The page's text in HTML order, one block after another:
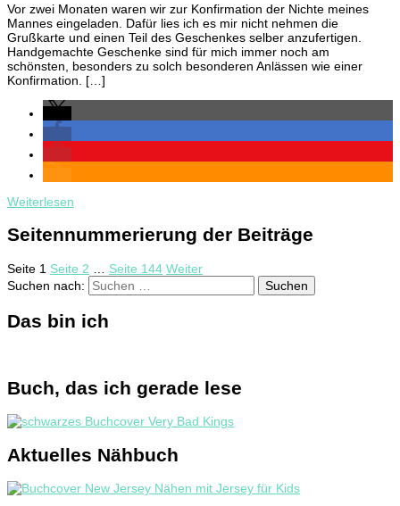
Vor zwei Monaten waren wir zur Konfirmation der Nichte meines
Mannes eingeladen. Dafür lies ich es mir nicht nehmen die
Grußkarte und einen Teil des Geschenkes selber anzufertigen.
Handgemachte Geschenke sind für mich immer noch am
schönsten, besonders zu solch besonderen Anlässen wie einer
Konfirmation. […]
Weiterlesen
Seitennummerierung der Beiträge
Seite 1 Seite 2 Seite 144 Weiter
Suchen nach:
Das bin ich
Buch, das ich gerade lese
Aktuelles Nähbuch